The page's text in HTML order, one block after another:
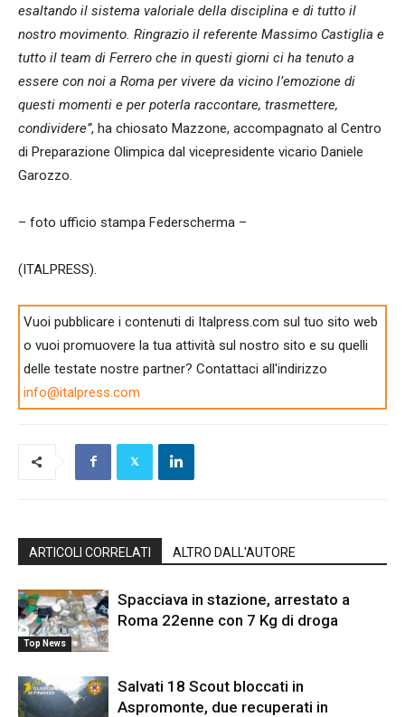
esaltando il sistema valoriale della disciplina e di tutto il
nostro movimento. Ringrazio il referente Massimo Castiglia e
tutto il team di Ferrero che in questi giorni ci ha tenuto a
essere con noi a Roma per vivere da vicino l’emozione di
questi momenti e per poterla raccontare, trasmettere,
condividere”, ha chiosato Mazzone, accompagnato al Centro
di Preparazione Olimpica dal vicepresidente vicario Daniele
Garozzo.
– foto ufficio stampa Federscherma –
(ITALPRESS).
Vuoi pubblicare i contenuti di Italpress.com sul tuo sito web
o vuoi promuovere la tua attività sul nostro sito e su quelli
delle testate nostre partner? Contattaci all'indirizzo
info@italpress.com
ARTICOLI CORRELATI ALTRO DALL'AUTORE
Top News
Spacciava in stazione, arrestato a
Roma 22enne con 7 Kg di droga
Salvati 18 Scout bloccati in
Aspromonte, due recuperati in